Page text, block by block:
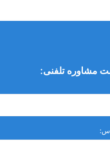
مشاوره تلفنی: